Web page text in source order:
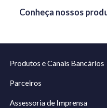
Conheça nossos
Produtos e Canais Bancários
Parceiros
Assessoria de Imprensa